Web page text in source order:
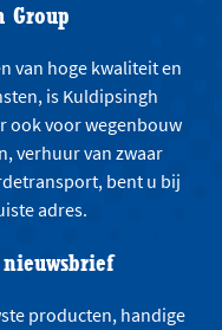
Group
van hoge kwaliteit en
is Kuldipsingh
ook voor wegenbouw
verhuur van zwaar
bent u bij
adres.
producten, handige